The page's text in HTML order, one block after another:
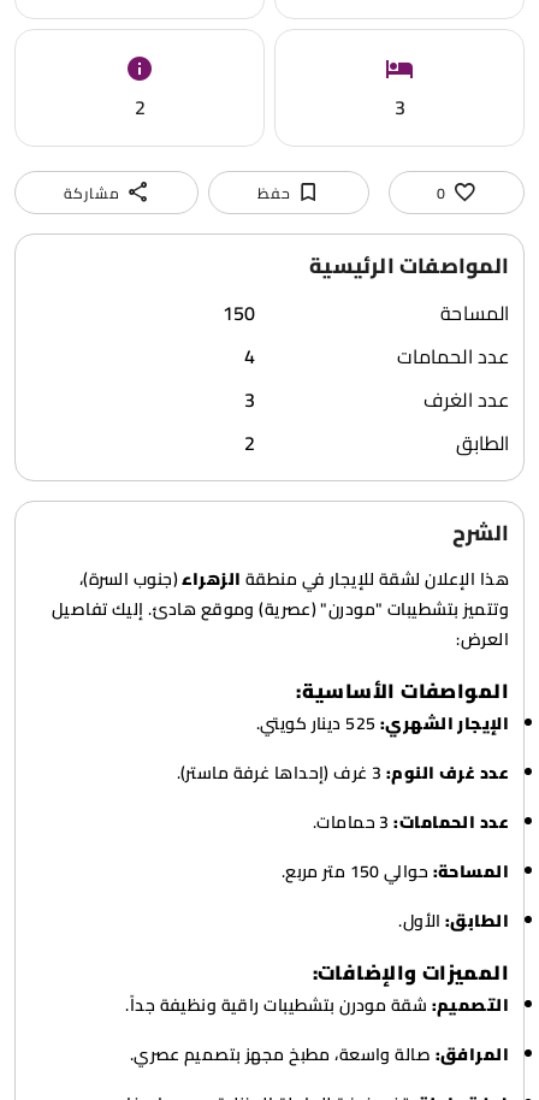
3
2
0 حفظ مشاركة
المواصفات الرئيسية
المساحة
150
عدد الحمامات
4
عدد الغرف
3
الطابق
2
الشرح
هذا الإعلان لشقة للإيجار في منطقةالزهراء(جنوب السرة)،
وتتميز بتشطيبات "مودرن" (عصرية) وموقع هادئ. إليك تفاصيل
العرض:
المواصفات الأساسية:
الإيجار الشهري:
عدد غرف النوم:
عدد الحمامات:3 حمامات.
المساحة:حوالي 150 متر مربع.
الطابق:الأول.
المميزات والإضافات:
التصميم:شقة مودرن بتشطيبات راقية ونظيفة جداً.
المرافق:صالة واسعة، مطبخ مجهز بتصميم عصري.